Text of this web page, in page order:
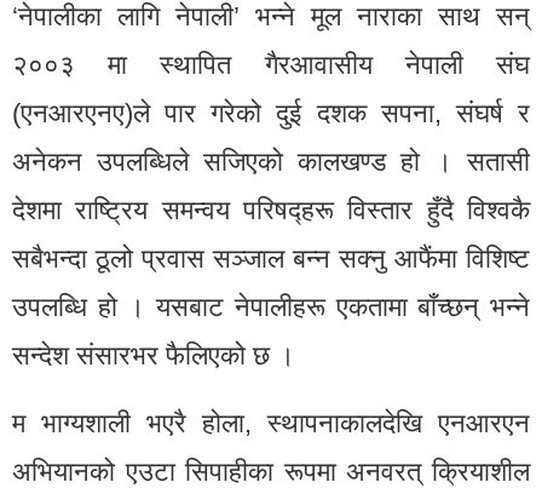
‘नेपालीका लागि नेपाली’ भन्ने मूल नाराका साथ सन्
२००३ मा स्थापित गैरआवासीय नेपाली संघ
(एनआरएनए)ले पार गरेको दुई दशक सपना, संघर्ष र
अनेकन उपलब्धिले सजिएको कालखण्ड हो । सतासी
देशमा राष्ट्रिय समन्वय परिषद्हरू विस्तार हुँदै विश्वकै
सबैभन्दा ठूलो प्रवास सञ्जाल बन्न सक्नु आफैंमा विशिष्ट
उपलब्धि हो । यसबाट नेपालीहरू एकतामा बाँच्छन् भन्ने
सन्देश संसारभर फैलिएको छ ।
म भाग्यशाली भएरै होला, स्थापनाकालदेखि एनआरएन
अभियानको एउटा सिपाहीका रूपमा अनवरत् क्रियाशील